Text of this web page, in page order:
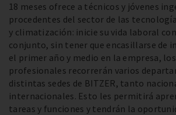
18 meses ofrece a técnicos y jóvenes
procedentes del sector de las
y climatización: inicie su vida laboral
conjunto, sin tener que encasillarse de
el primer año y medio en la empresa,
profesionales recorrerán varios
distintas sedes de BITZER, tanto
internacionales. Esto les permitirá
tareas y funciones y tendrán la